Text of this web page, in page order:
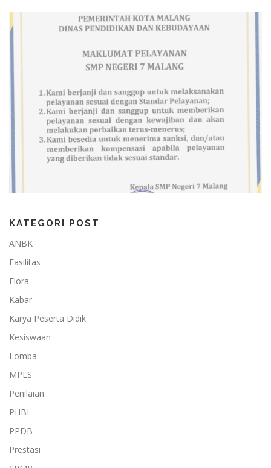
KATEGORI POST
ANBK
Fasilitas
Flora
Kabar
Karya Peserta Didik
Kesiswaan
Lomba
MPLS
Penilaian
PHBI
PPDB
Prestasi